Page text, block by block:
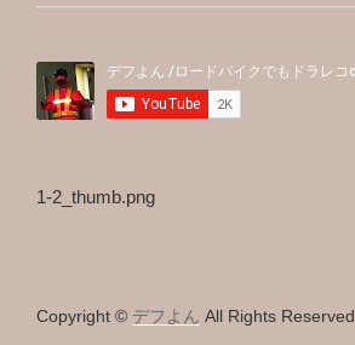
1-2_thumb.png
Copyright © デフよん All Rights Reserved.